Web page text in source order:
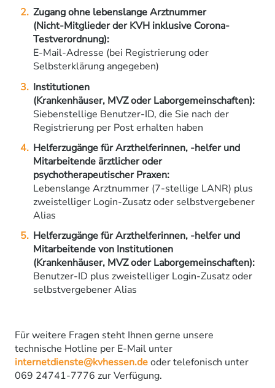
Zugang ohne lebenslange Arztnummer
(Nicht-Mitglieder der KVH inklusive Corona-
Testverordnung):
E-Mail-Adresse (bei Registrierung oder
Selbsterklärung angegeben)
Institutionen
(Krankenhäuser, MVZ oder Laborgemeinschaften):
Siebenstellige Benutzer-ID, die Sie nach der
Registrierung per Post erhalten haben
Helferzugänge für Arzthelferinnen, -helfer und
Mitarbeitende ärztlicher oder
psychotherapeutischer Praxen:
Lebenslange Arztnummer (7-stellige LANR) plus
zweistelliger Login-Zusatz oder selbstvergebener
Alias
Helferzugänge für Arzthelferinnen, -helfer und
Mitarbeitende von Institutionen
(Krankenhäuser, MVZ oder Laborgemeinschaften):
Benutzer-ID plus zweistelliger Login-Zusatz oder
selbstvergebener Alias
Für weitere Fragen steht Ihnen gerne unsere
technische Hotline per E-Mail unter
internetdienste@kvhessen.deoder telefonisch unter
069 24741-7776 zur Verfügung.